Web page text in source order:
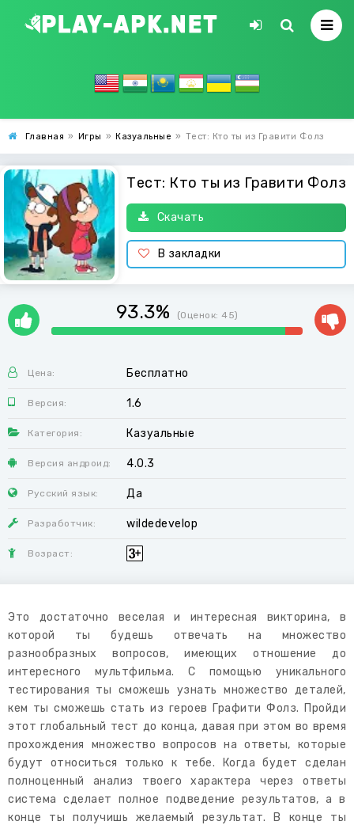
Главная » Игры » Казуальные » Тест: Кто ты из Гравити Фолз
Тест: Кто ты из Гравити Фолз
Скачать
В закладки
93.3% (Оценок: 45)
Цена: Бесплатно
Версия: 1.6
Категория: Казуальные
Версия андроид: 4.0.3
Русский язык: Да
Разработчик: wildedevelop
Возраст:
Это достаточно веселая и интересная викторина, в
которой ты будешь отвечать на множество
разнообразных вопросов, имеющих отношение до
интересного мультфильма. С помощью уникального
тестирования ты сможешь узнать множество деталей,
кем ты сможешь стать из героев Графити Фолз. Пройди
этот глобальный тест до конца, давая при этом во время
прохождения множество вопросов на ответы, которые
будут относиться только к тебе. Когда будет сделан
полноценный анализ твоего характера через ответы
система сделает полное подведение результатов, а в
конце ты получишь желаемый результат. В конце ты